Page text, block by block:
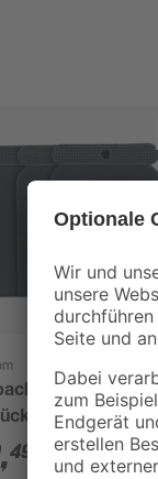
Kunststoff 4
,49